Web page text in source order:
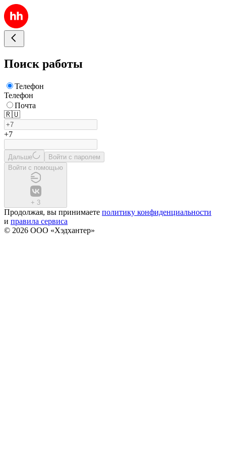
Поиск работы
Телефон
Телефон
Почта
🇷🇺
+7
Дальше
Войти с паролем
Войти с помощью
+ 3
Продолжая, вы принимаете политику конфиденциальности
и правила сервиса
© 2026 ООО «Хэдхантер»